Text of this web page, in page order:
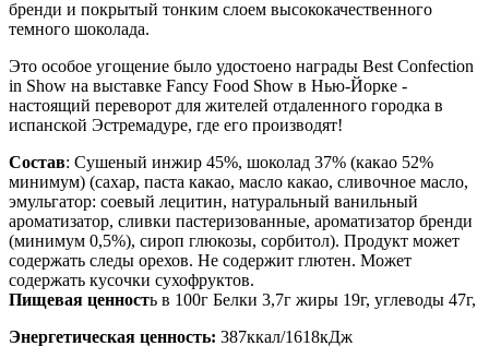
бренди и покрытый тонким слоем высококачественного
темного шоколада.
Это особое угощение было удостоено награды Best Confection
in Show на выставке Fancy Food Show в Нью-Йорке -
настоящий переворот для жителей отдаленного городка в
испанской Эстремадуре, где его производят!
Состав: Сушеный инжир 45%, шоколад 37% (какао 52%
минимум) (сахар, паста какао, масло какао, сливочное масло,
эмульгатор: соевый лецитин, натуральный ванильный
ароматизатор, сливки пастеризованные, ароматизатор бренди
(минимум 0,5%), сироп глюкозы, сорбитол). Продукт может
содержать следы орехов. Не содержит глютен. Может
содержать кусочки сухофруктов.
Пищевая ценность в 100г Белки 3,7г жиры 19г, углеводы 47г,
Энергетическая ценность: 387ккал/1618кДж